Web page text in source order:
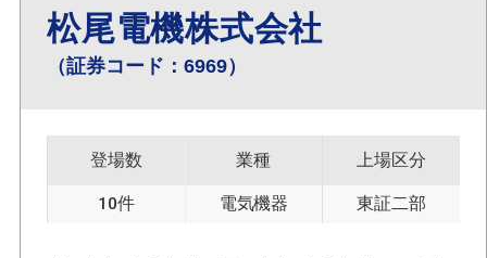
松尾電機株式会社
（証券コード：6969）
登場数
10件
業種
電気機器
上場区分
東証二部